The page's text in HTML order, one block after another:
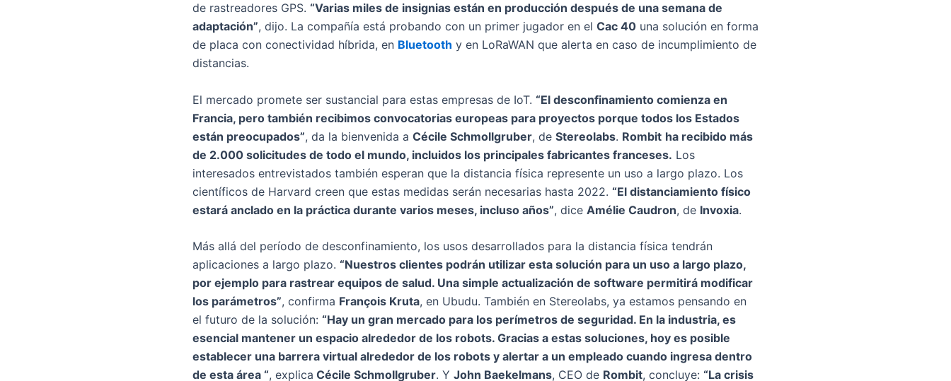
de rastreadores GPS. “Varias miles de insignias están en producción después de una semana de
adaptación”, dijo. La compañía está probando con un primer jugador en el Cac 40 una solución en forma
de placa con conectividad híbrida, en Bluetooth y en LoRaWAN que alerta en caso de incumplimiento de
distancias.
El mercado promete ser sustancial para estas empresas de IoT. “El desconfinamiento comienza en
Francia, pero también recibimos convocatorias europeas para proyectos porque todos los Estados
están preocupados”, da la bienvenida a Cécile Schmollgruber, de Stereolabs. Rombit ha recibido más
de 2.000 solicitudes de todo el mundo, incluidos los principales fabricantes franceses. Los
interesados ​​entrevistados también esperan que la distancia física represente un uso a largo plazo. Los
científicos de Harvard creen que estas medidas serán necesarias hasta 2022. “El distanciamiento físico
estará anclado en la práctica durante varios meses, incluso años”, dice Amélie Caudron, de Invoxia.
Más allá del período de desconfinamiento, los usos desarrollados para la distancia física tendrán
aplicaciones a largo plazo. “Nuestros clientes podrán utilizar esta solución para un uso a largo plazo,
por ejemplo para rastrear equipos de salud. Una simple actualización de software permitirá modificar
los parámetros”, confirma François Kruta, en Ubudu. También en Stereolabs, ya estamos pensando en
el futuro de la solución: “Hay un gran mercado para los perímetros de seguridad. En la industria, es
esencial mantener un espacio alrededor de los robots. Gracias a estas soluciones, hoy es posible
establecer una barrera virtual alrededor de los robots y alertar a un empleado cuando ingresa dentro
de esta área “, explica Cécile Schmollgruber. Y John Baekelmans, CEO de Rombit, concluye: “La crisis